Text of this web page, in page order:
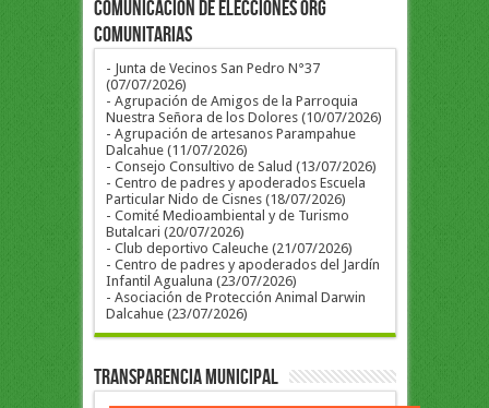
COMUNICACION DE ELECCIONES ORG
COMUNITARIAS
- Junta de Vecinos San Pedro N°37
(07/07/2026)
- Agrupación de Amigos de la Parroquia
Nuestra Señora de los Dolores (10/07/2026)
- Agrupación de artesanos Parampahue
Dalcahue (11/07/2026)
- Consejo Consultivo de Salud (13/07/2026)
- Centro de padres y apoderados Escuela
Particular Nido de Cisnes (18/07/2026)
- Comité Medioambiental y de Turismo
Butalcari (20/07/2026)
- Club deportivo Caleuche (21/07/2026)
- Centro de padres y apoderados del Jardín
Infantil Agualuna (23/07/2026)
- Asociación de Protección Animal Darwin
Dalcahue (23/07/2026)
Transparencia Municipal